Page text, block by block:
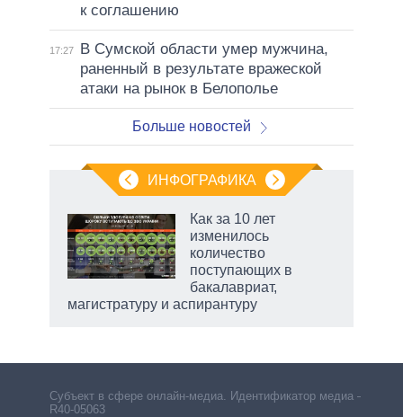
к соглашению
17:27
В Сумской области умер мужчина,
раненный в результате вражеской
атаки на рынок в Белополье
Больше новостей
ИНФОГРАФИКА
Как за 10 лет
изменилось
количество
поступающих в
бакалавриат,
магистратуру и аспирантуру
Субъект в сфере онлайн-медиа. Идентификатор медиа –
R40-05063